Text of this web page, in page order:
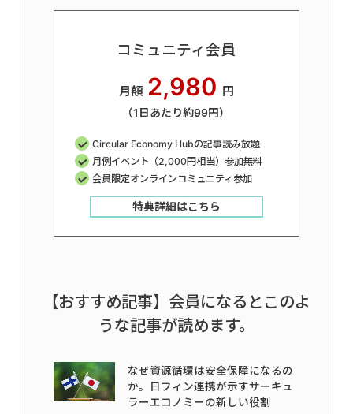
コミュニティ会員
月額 2,980 円
（1日あたり約99円）
Circular Economy Hubの記事読み放題
月例イベント（2,000円相当）参加無料
会員限定オンラインコミュニティ参加
特典詳細はこちら
【おすすめ記事】会員になるとこのよ
うな記事が読めます。
なぜ資源循環は安全保障になるの
か。日フィン連携が示すサーキュ
ラーエコノミーの新しい役割